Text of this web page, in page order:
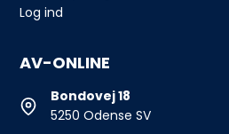
Log ind
AV-ONLINE
Bondovej 18
5250 Odense SV